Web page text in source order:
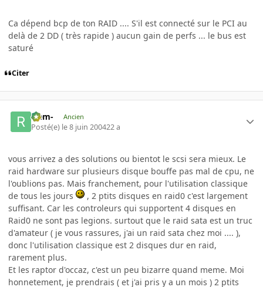
Ca dépend bcp de ton RAID .... S'il est connecté sur le PCI au
delà de 2 DD ( très rapide ) aucun gain de perfs ... le bus est
saturé
Citer
-rem- Ancien
Posté(e) le 8 juin 200422 a
vous arrivez a des solutions ou bientot le scsi sera mieux. Le
raid hardware sur plusieurs disque bouffe pas mal de cpu, ne
l'oublions pas. Mais franchement, pour l'utilisation classique
de tous les jours
, 2 ptits disques en raid0 c'est largement
suffisant. Car les controleurs qui supportent 4 disques en
Raid0 ne sont pas legions. surtout que le raid sata est un truc
d'amateur ( je vous rassures, j'ai un raid sata chez moi .... ),
donc l'utilisation classique est 2 disques dur en raid,
rarement plus.
Et les raptor d'occaz, c'est un peu bizarre quand meme. Moi
honnetement, je prendrais ( et j'ai pris y a un mois ) 2 ptits